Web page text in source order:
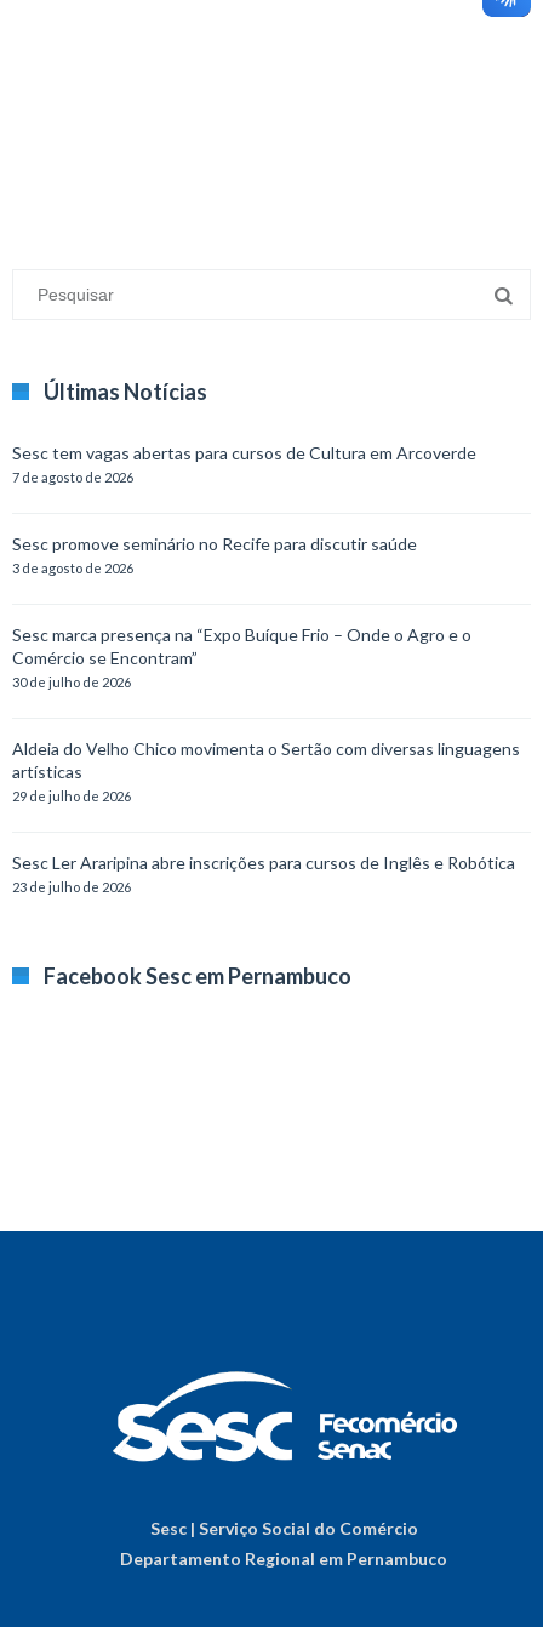
Últimas Notícias
Sesc tem vagas abertas para cursos de Cultura em Arcoverde
7 de agosto de 2026
Sesc promove seminário no Recife para discutir saúde
3 de agosto de 2026
Sesc marca presença na “Expo Buíque Frio – Onde o Agro e o
Comércio se Encontram”
30 de julho de 2026
Aldeia do Velho Chico movimenta o Sertão com diversas linguagens
artísticas
29 de julho de 2026
Sesc Ler Araripina abre inscrições para cursos de Inglês e Robótica
23 de julho de 2026
Facebook Sesc em Pernambuco
Sesc | Serviço Social do Comércio
Departamento Regional em Pernambuco